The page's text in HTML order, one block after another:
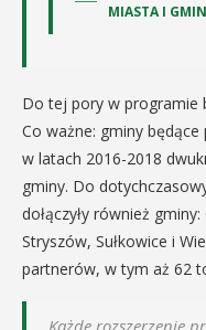
MIASTA I
Do tej pory w programie
Co ważne: gminy
w latach 2016-2018
gminy. Do
dołączyły również
Stryszów, Sułkowice i
partnerów, w tym aż 62
Każde rozszerzenie